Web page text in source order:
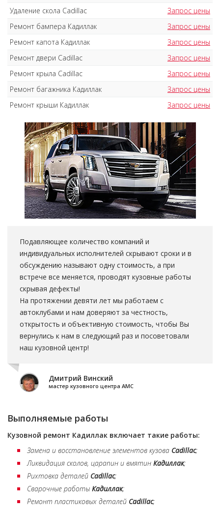
Удаление скола Cadillac
Запрос цены
Ремонт бампера Кадиллак
Запрос цены
Ремонт капота Кадиллак
Запрос цены
Ремонт двери Cadillac
Запрос цены
Ремонт крыла Cadillac
Запрос цены
Ремонт багажника Кадиллак
Запрос цены
Ремонт крыши Кадиллак
Запрос цены
Подавляющее количество компаний и
индивидуальных исполнителей скрывают сроки и в
обсуждению называют одну стоимость, а при
встрече все меняется, проводят кузовные работы
скрывая дефекты!
На протяжении девяти лет мы работаем с
автоклубами и нам доверяют за честность,
открытость и объективную стоимость, чтобы Вы
вернулись к нам в следующий раз и посоветовали
наш кузовной центр!
Дмитрий Винский
мастер кузовного центра АМС
Выполняемые работы
Кузовной ремонт Кадиллак включает такие работы:
Замена и восстановление элементов кузова Cadillac;
Ликвидация сколов, царапин и вмятин Кадиллак;
Рихтовка деталей Cadillac;
Сварочные работы Кадиллак;
Ремонт пластиковых деталей Cadillac;